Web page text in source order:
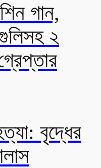
গান,
২
বৃদ্ধের